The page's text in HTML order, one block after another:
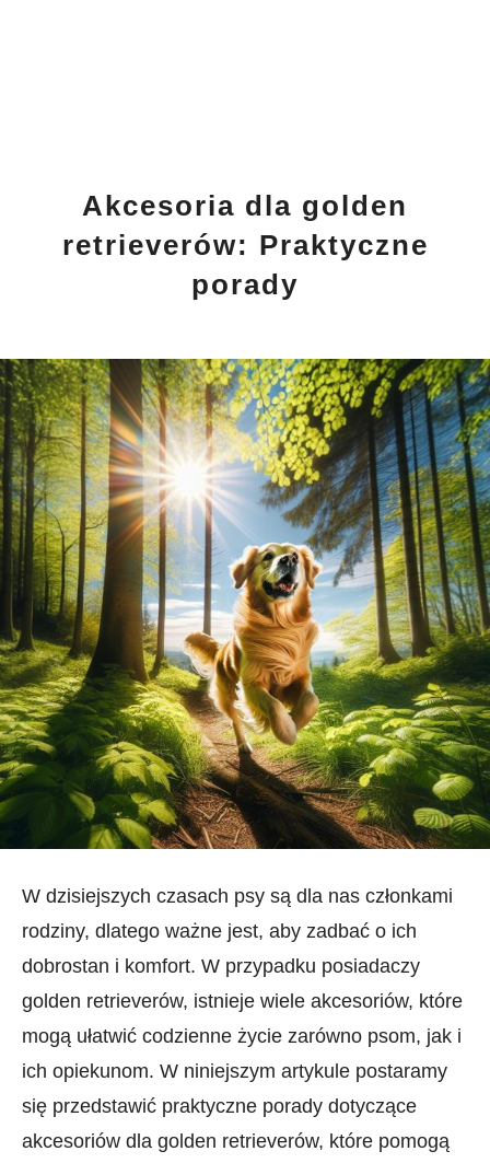
Akcesoria dla golden
retrieverów: Praktyczne
porady
W dzisiejszych czasach psy są dla​ nas ⁣członkami
rodziny, dlatego ważne jest, aby zadbać o ich
dobrostan i komfort. W przypadku posiadaczy
golden​ retrieverów, istnieje wiele akcesoriów, które
mogą ułatwić codzienne życie zarówno psom, jak i
ich opiekunom. W niniejszym artykule postaramy
się przedstawić praktyczne ⁢porady ‌dotyczące
akcesoriów dla golden⁣ retrieverów, które pomogą